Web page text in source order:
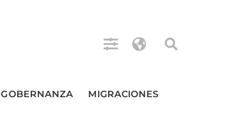
GOBERNANZA MIGRACIONES